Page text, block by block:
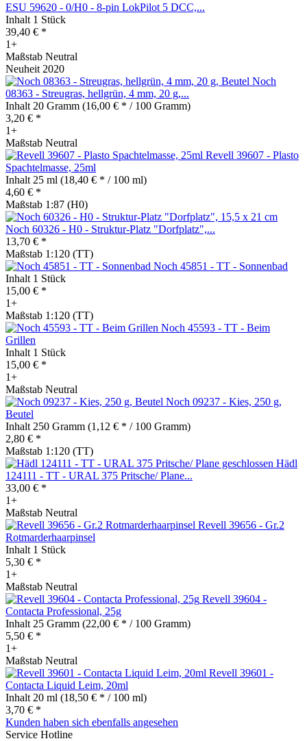
ESU 59620 - 0/H0 - 8-pin LokPilot 5 DCC,...
Inhalt 1 Stück
39,40 € *
1+
Maßstab Neutral
Neuheit 2020
Noch
08363 - Streugras, hellgrün, 4 mm, 20 g,...
Inhalt 20 Gramm (16,00 € * / 100 Gramm)
3,20 € *
1+
Maßstab Neutral
Revell 39607 - Plasto
Spachtelmasse, 25ml
Inhalt 25 ml (18,40 € * / 100 ml)
4,60 € *
Maßstab 1:87 (H0)
Noch 60326 - H0 - Struktur-Platz "Dorfplatz",...
13,70 € *
Maßstab 1:120 (TT)
Noch 45851 - TT - Sonnenbad
Inhalt 1 Stück
15,00 € *
1+
Maßstab 1:120 (TT)
Noch 45593 - TT - Beim
Grillen
Inhalt 1 Stück
15,00 € *
1+
Maßstab Neutral
Noch 09237 - Kies, 250 g,
Beutel
Inhalt 250 Gramm (1,12 € * / 100 Gramm)
2,80 € *
Maßstab 1:120 (TT)
Hädl
124111 - TT - URAL 375 Pritsche/ Plane...
33,00 € *
1+
Maßstab Neutral
Revell 39656 - Gr.2
Rotmarderhaarpinsel
Inhalt 1 Stück
5,30 € *
1+
Maßstab Neutral
Revell 39604 -
Contacta Professional, 25g
Inhalt 25 Gramm (22,00 € * / 100 Gramm)
5,50 € *
1+
Maßstab Neutral
Revell 39601 -
Contacta Liquid Leim, 20ml
Inhalt 20 ml (18,50 € * / 100 ml)
3,70 € *
Kunden haben sich ebenfalls angesehen
Service Hotline